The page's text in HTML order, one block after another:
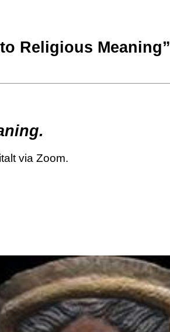
Religious Meaning”
.
via Zoom.